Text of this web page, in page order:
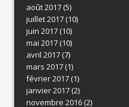
août 2017(5)
juillet 2017(10)
juin 2017(10)
mai 2017(10)
avril 2017(7)
mars 2017(1)
février 2017(1)
janvier 2017(2)
novembre 2016(2)